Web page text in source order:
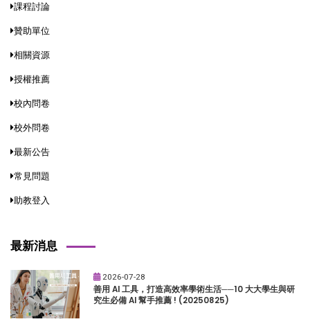
課程討論
贊助單位
相關資源
授權推薦
校內問卷
校外問卷
最新公告
常見問題
助教登入
最新消息
2026-07-28
善用 AI 工具，打造高效率學術生活──10 大大學生與研
究生必備 AI 幫手推薦 ! (20250825)